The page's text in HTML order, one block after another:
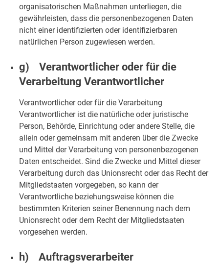
organisatorischen Maßnahmen unterliegen, die
gewährleisten, dass die personenbezogenen Daten
nicht einer identifizierten oder identifizierbaren
natürlichen Person zugewiesen werden.
g) Verantwortlicher oder für die
Verarbeitung Verantwortlicher
Verantwortlicher oder für die Verarbeitung
Verantwortlicher ist die natürliche oder juristische
Person, Behörde, Einrichtung oder andere Stelle, die
allein oder gemeinsam mit anderen über die Zwecke
und Mittel der Verarbeitung von personenbezogenen
Daten entscheidet. Sind die Zwecke und Mittel dieser
Verarbeitung durch das Unionsrecht oder das Recht der
Mitgliedstaaten vorgegeben, so kann der
Verantwortliche beziehungsweise können die
bestimmten Kriterien seiner Benennung nach dem
Unionsrecht oder dem Recht der Mitgliedstaaten
vorgesehen werden.
h) Auftragsverarbeiter